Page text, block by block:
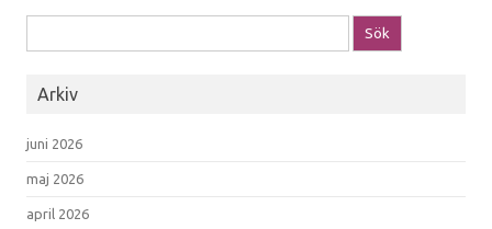
Arkiv
juni 2026
maj 2026
april 2026